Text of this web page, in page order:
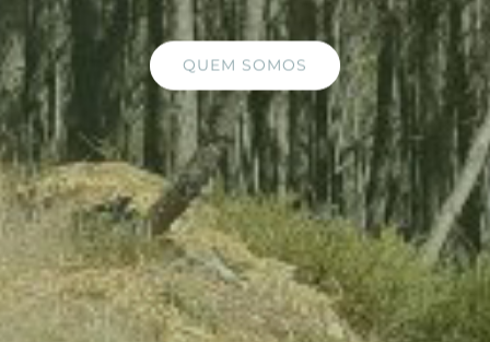
QUEM SOMOS